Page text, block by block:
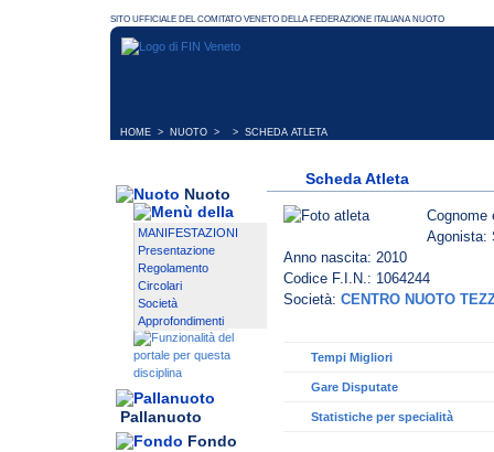
HOME > NUOTO > > SCHEDA ATLETA
Nuoto
MANIFESTAZIONI
Presentazione
Regolamento
Circolari
Società
Approfondimenti
Pallanuoto
Fondo
Scheda Atleta
Agonista:
Anno nascita: 2010
Codice F.I.N.: 1064244
Società: CENTRO NUOTO
Tempi Migliori
Gare Disputate
Statistiche per specialità